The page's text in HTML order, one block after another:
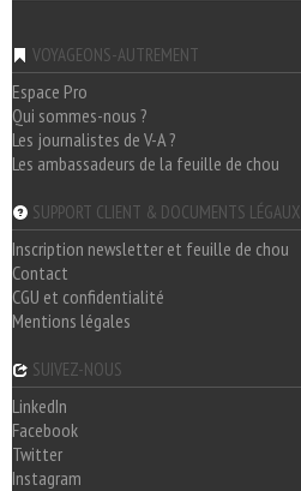
VOYAGEONS-AUTREMENT
Espace Pro
Qui sommes-nous ?
Les journalistes de V-A ?
Les ambassadeurs de la feuille de chou
SUPPORT CLIENT & DOCUMENTS LÉGAUX
Inscription newsletter et feuille de chou
Contact
CGU et confidentialité
Mentions légales
SUIVEZ-NOUS
LinkedIn
Facebook
Twitter
Instagram